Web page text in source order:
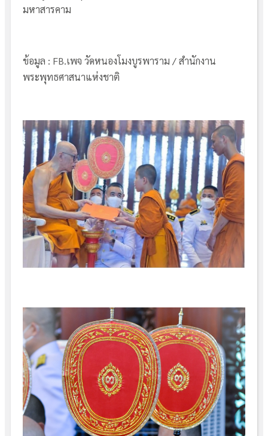
มหาสารคาม
ข้อมูล : FB.เพจ วัดหนองโมงบูรพาราม / สำนักงาน
พระพุทธศาสนาแห่งชาติ